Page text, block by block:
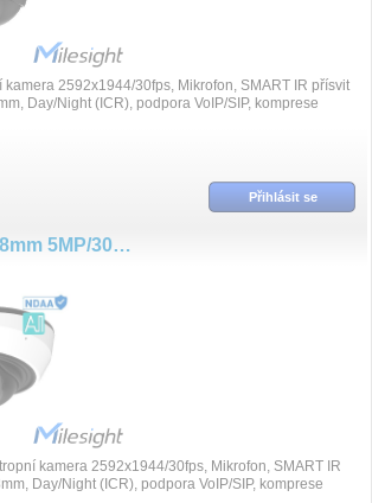
kamera 2592x1944/30fps, Mikrofon, SMART IR přísvit
Day/Night (ICR), podpora VoIP/SIP, komprese
Přihlásit se
MS-C5383-PD 2.8mm 5MP/30fps MINI DOME kamera AI NDAA
kamera 2592x1944/30fps, Mikrofon, SMART IR
Day/Night (ICR), podpora VoIP/SIP, komprese